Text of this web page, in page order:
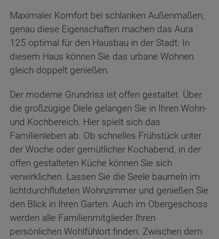
Maximaler Komfort bei schlanken Außenmaßen,
genau diese Eigenschaften machen das Aura
125 optimal für den Hausbau in der Stadt. In
diesem Haus können Sie das urbane Wohnen
gleich doppelt genießen.
Der moderne Grundriss ist offen gestaltet. Über
die großzügige Diele gelangen Sie in Ihren Wohn-
und Kochbereich. Hier spielt sich das
Familienleben ab. Ob schnelles Frühstück unter
der Woche oder gemütlicher Kochabend, in der
offen gestalteten Küche können Sie sich
verwirklichen. Lassen Sie die Seele baumeln im
lichtdurchfluteten Wohnzimmer und genießen Sie
den Blick in Ihren Garten. Auch im Obergeschoss
werden alle Familienmitglieder Ihren
persönlichen Wohlfühlort finden. Zwischen dem